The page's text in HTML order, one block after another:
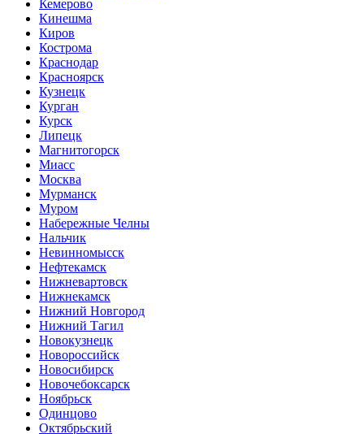
Кемерово
Кинешма
Киров
Кострома
Краснодар
Красноярск
Кузнецк
Курган
Курск
Липецк
Магнитогорск
Миасс
Москва
Мурманск
Муром
Набережные Челны
Нальчик
Невинномысск
Нефтекамск
Нижневартовск
Нижнекамск
Нижний Новгород
Нижний Тагил
Новокузнецк
Новороссийск
Новосибирск
Новочебоксарск
Ноябрьск
Одинцово
Октябрьский